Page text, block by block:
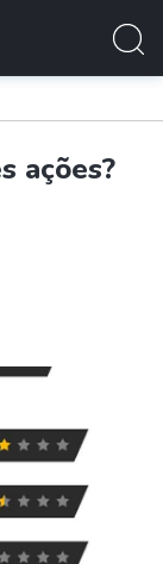
ações?